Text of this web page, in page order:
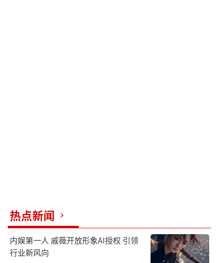
热点新闻
内娱第一人 戚薇开放形象AI授权 引领
行业新风向